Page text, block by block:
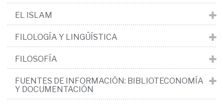
EL ISLAM
FILOLOGÍA Y LINGÜÍSTICA
FILOSOFÍA
FUENTES DE INFORMACIÓN: BIBLIOTECONOMÍA
Y DOCUMENTACIÓN